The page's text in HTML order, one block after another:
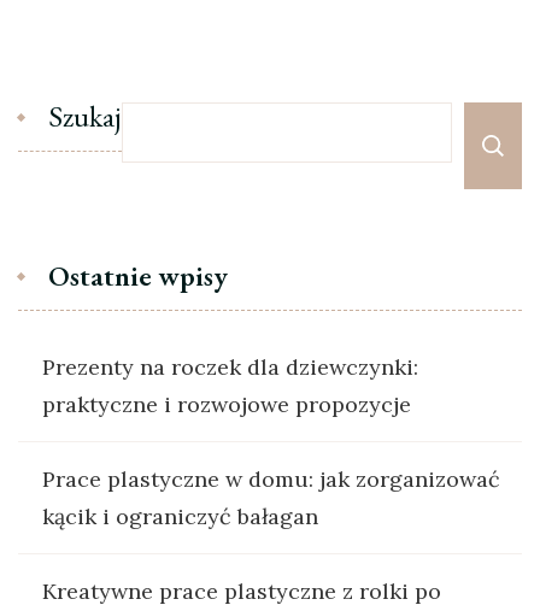
Szukaj
Ostatnie wpisy
Prezenty na roczek dla dziewczynki:
praktyczne i rozwojowe propozycje
Prace plastyczne w domu: jak zorganizować
kącik i ograniczyć bałagan
Kreatywne prace plastyczne z rolki po